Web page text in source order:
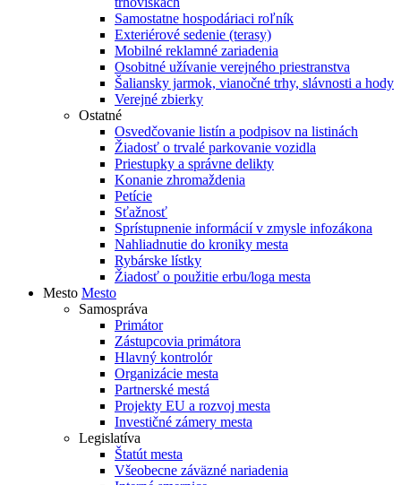
Samostatne hospodáriaci roľník
Exteriérové sedenie (terasy)
Mobilné reklamné zariadenia
Osobitné užívanie verejného priestranstva
Šaliansky jarmok, vianočné trhy, slávnosti a hody
Verejné zbierky
Ostatné
Osvedčovanie listín a podpisov na listinách
Žiadosť o trvalé parkovanie vozidla
Priestupky a správne delikty
Konanie zhromaždenia
Petície
Sťažnosť
Sprístupnenie informácií v zmysle infozákona
Nahliadnutie do kroniky mesta
Rybárske lístky
Žiadosť o použitie erbu/loga mesta
Mesto Mesto
Samospráva
Primátor
Zástupcovia primátora
Hlavný kontrolór
Organizácie mesta
Partnerské mestá
Projekty EU a rozvoj mesta
Investičné zámery mesta
Legislatíva
Štatút mesta
Všeobecne záväzné nariadenia